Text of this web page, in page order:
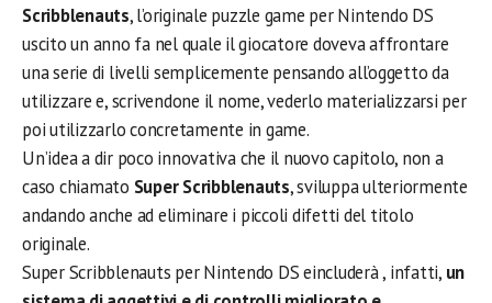
Scribblenauts, l’originale puzzle game per Nintendo DS
uscito un anno fa nel quale il giocatore doveva affrontare
una serie di livelli semplicemente pensando all’oggetto da
utilizzare e, scrivendone il nome, vederlo materializzarsi per
poi utilizzarlo concretamente in game.
Un’idea a dir poco innovativa che il nuovo capitolo, non a
caso chiamato Super Scribblenauts, sviluppa ulteriormente
andando anche ad eliminare i piccoli difetti del titolo
originale.
Super Scribblenauts per Nintendo DS eincluderà , infatti, un